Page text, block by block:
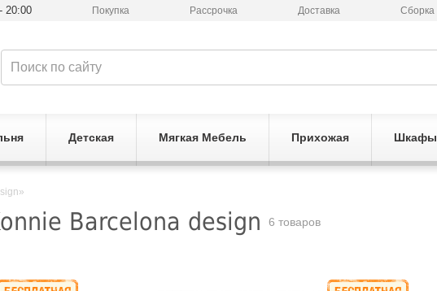
20:00 Покупка Рассрочка Доставка Сборка
Детская Мягкая Мебель Прихожая Шкафы
Barcelona design 6 товаров